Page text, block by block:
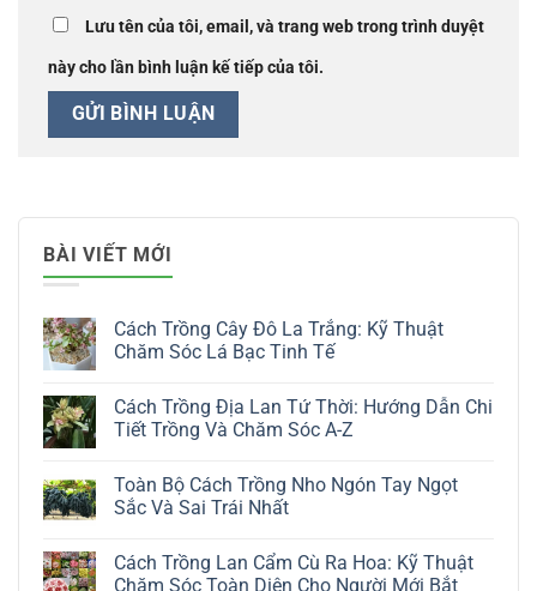
Lưu tên của tôi, email, và trang web trong trình duyệt
này cho lần bình luận kế tiếp của tôi.
BÀI VIẾT MỚI
Cách Trồng Cây Đô La Trắng: Kỹ Thuật
Chăm Sóc Lá Bạc Tinh Tế
bình
luận
Cây
Đô
La
Thuật
Chăm
Cách Trồng Địa Lan Tứ Thời: Hướng Dẫn Chi
Tiết Trồng Và Chăm Sóc A-Z
bình
luận
ở
Địa
Lan
Toàn Bộ Cách Trồng Nho Ngón Tay Ngọt
Sắc Và Sai Trái Nhất
bình
luận
Cách Trồng Lan Cẩm Cù Ra Hoa: Kỹ Thuật
Chăm Sóc Toàn Diện Cho Người Mới Bắt